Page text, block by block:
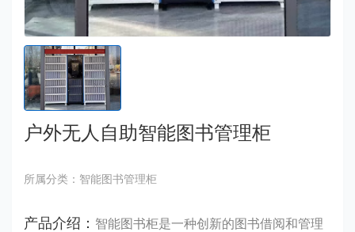
户外无人自助智能图书管理柜
所属分类：智能图书管理柜
产品介绍： 智能图书柜是一种创新的图书借阅和管理